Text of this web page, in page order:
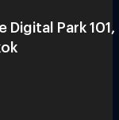
Park 101,